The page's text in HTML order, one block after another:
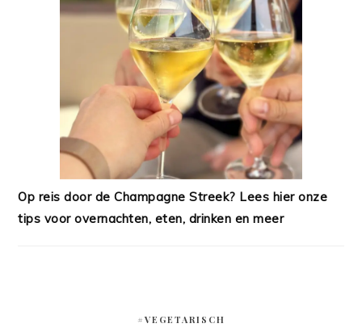
Op reis door de Champagne Streek? Lees hier onze
tips voor overnachten, eten, drinken en meer
#VEGETARISCH